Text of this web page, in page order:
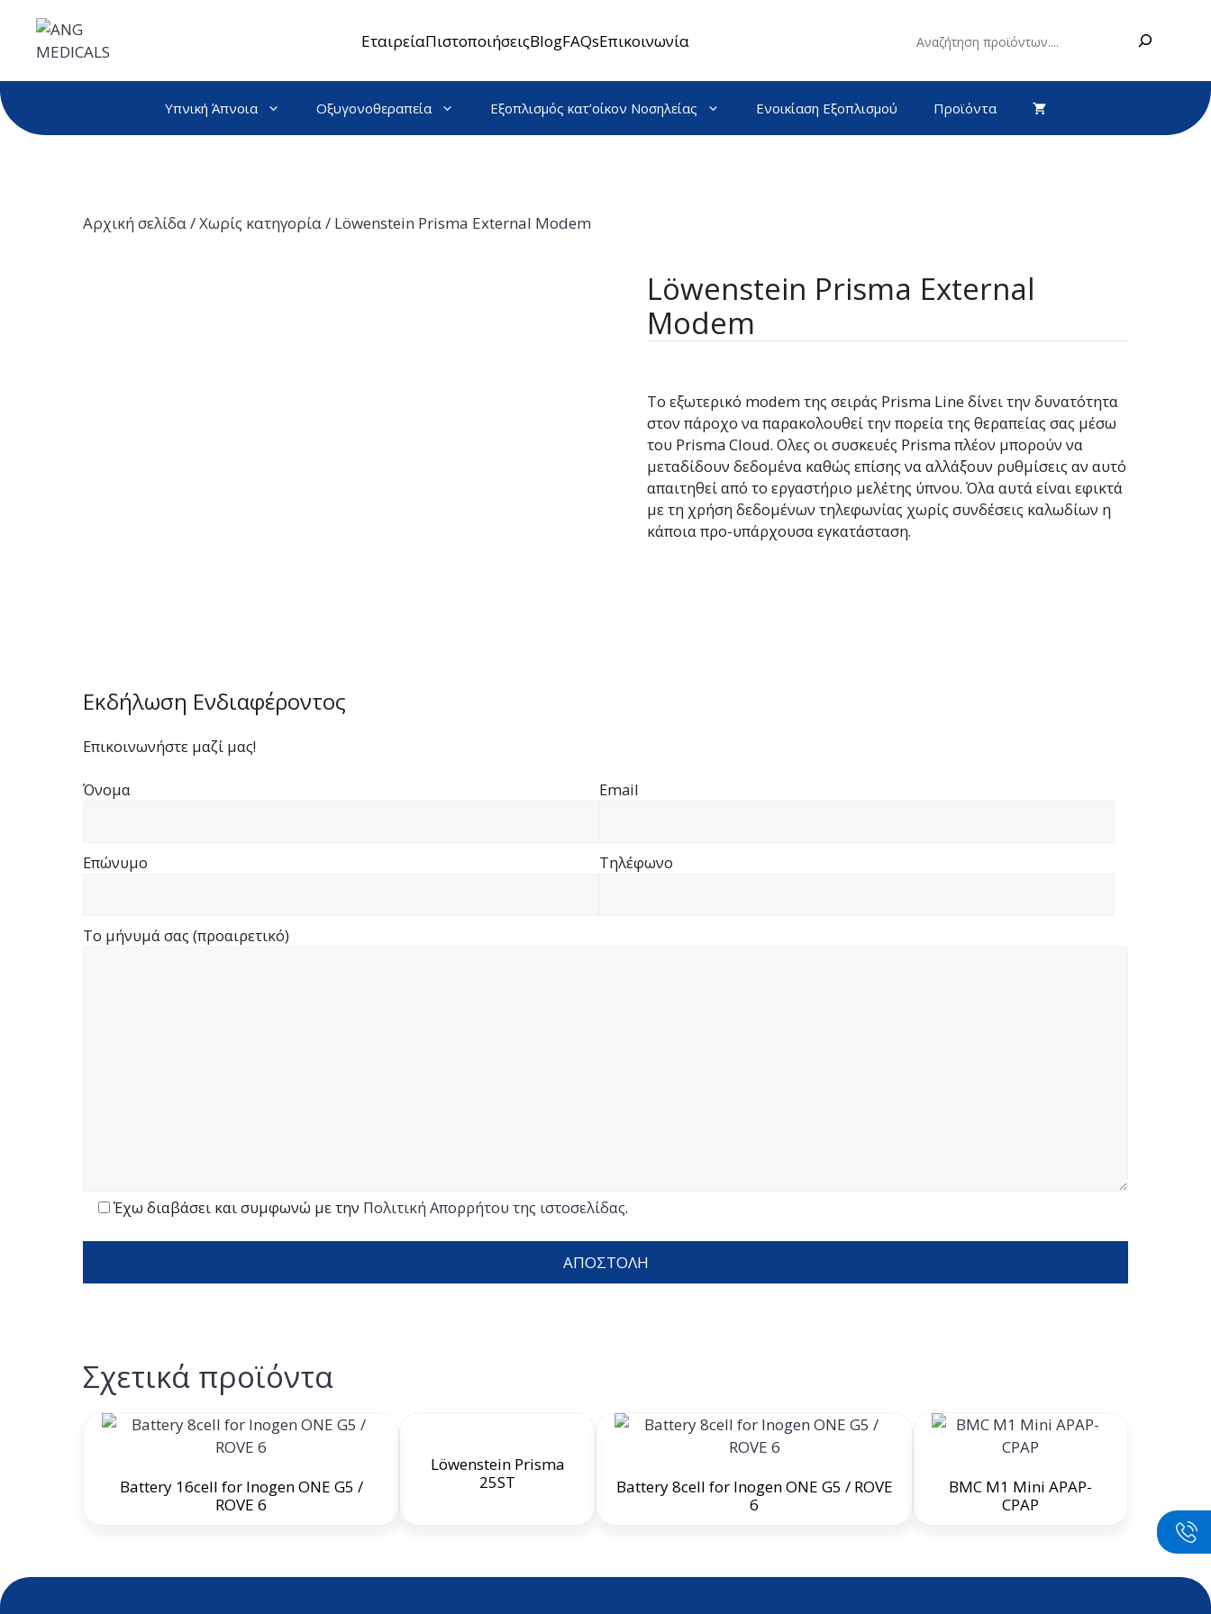
περιεχόμενο
ΕταιρείαΠιστοποιήσειςBlogFAQsΕπικοινωνία
Υπνική Άπνοια Οξυγονοθεραπεία Εξοπλισμός κατ’οίκον Νοσηλείας Ενοικίαση Εξοπλισμού Προϊόντα
Αρχική σελίδα/Χωρίς κατηγορία/ Löwenstein Prisma External Modem
Löwenstein Prisma External
Modem
To εξωτερικό modem της σειράς Prisma Line δίνει την δυνατότητα
στον πάροχο να παρακολουθεί την πορεία της θεραπείας σας μέσω
του Prisma Cloud. Ολες οι συσκευές Prisma πλέον μπορούν να
μεταδίδουν δεδομένα καθώς επίσης να αλλάξουν ρυθμίσεις αν αυτό
απαιτηθεί από το εργαστήριο μελέτης ύπνου. Όλα αυτά είναι εφικτά
με τη χρήση δεδομένων τηλεφωνίας χωρίς συνδέσεις καλωδίων η
κάποια προ-υπάρχουσα εγκατάσταση.
Εκδήλωση Ενδιαφέροντος
Επικοινωνήστε μαζί μας!
Όνομα
Επώνυμο
Email
Τηλέφωνο
Το μήνυμά σας (προαιρετικό)
Έχω διαβάσει και συμφωνώ με την Πολιτική Απορρήτου της ιστοσελίδας.
Σχετικά προϊόντα
Battery 16cell for Inogen ONE G5 /
ROVE 6
Löwenstein Prisma
25ST
Battery 8cell for Inogen ONE G5 / ROVE
6
BMC M1 Mini APAP-
CPAP